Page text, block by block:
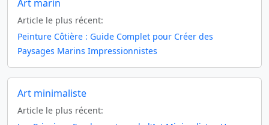
Art marin
Article le plus récent:
Peinture Côtière : Guide Complet pour Créer des
Paysages Marins Impressionnistes
Art minimaliste
Article le plus récent: